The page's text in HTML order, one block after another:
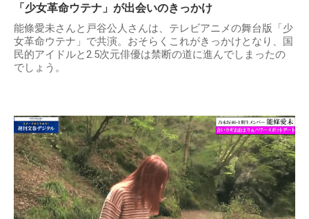
「少女革命ウテナ」が出会いのきっかけ
能條愛未さんと戸谷公人さんは、テレビアニメの舞台版「少
女革命ウテナ」で共演。おそらくこれがきっかけとなり、国
民的アイドルと2.5次元俳優は禁断の道に進んでしまったの
でしょう。